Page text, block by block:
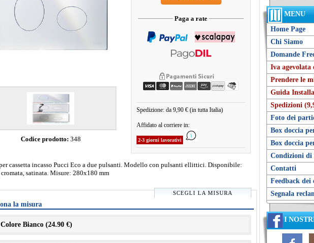
MENU
Home Page
Chi Siamo
Domande
Iva agevolata
Prendere le
Guida
Spedizioni
Foto dei
Box doccia
Box doccia
Condizioni di
Contatti
Feedback dei
Segnala
I
Codice prodotto: 348
Paga a rate
Spedizione: da 9,90 € (in tutta Italia)
Affidato al corriere in:
2-3 giorni lavorativi
cassetta incasso Pucci Eco a due pulsanti. Modello con pulsanti ellittici. Disponibile:
satinata. Misure: 280x180 mm
SCEGLI LA MISURA
la misura
Colore Bianco (24.90 €)